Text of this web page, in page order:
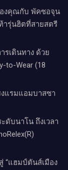
งคุณกับ พัคซอจุน
ท้ารุ่นฮิตที่สายสตรี
รเดินทาง ด้วย
to-Wear (18
งแรม​แอม​บาส​ซา​
ดับนาโน ถึงเวลา
“แฮมป์ตันส์เมือง